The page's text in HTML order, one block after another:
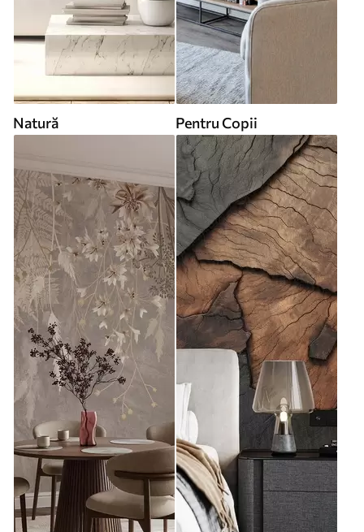
Natură Pentru Copii